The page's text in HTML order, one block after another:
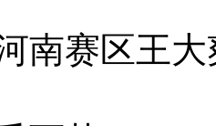
南赛区王大